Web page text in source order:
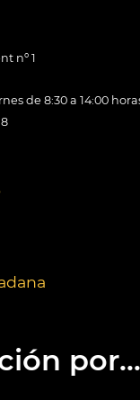
nº 1
de 8:30 a 14:00
por...